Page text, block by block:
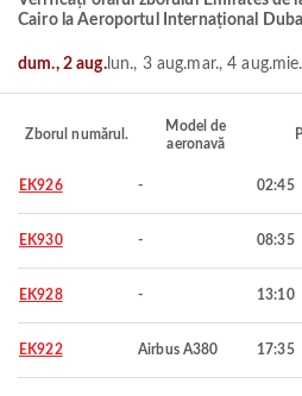
Cairo la Aeroportul Internațional
dum., 2 aug.lun., 3 aug.mar., 4 aug.
Zborul numărul.
Model de
aeronavă
EK926 - 02:45
EK930 - 08:35
EK928 - 13:10
EK922 Airbus A380 17:35